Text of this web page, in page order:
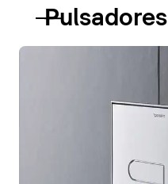
Pulsadores